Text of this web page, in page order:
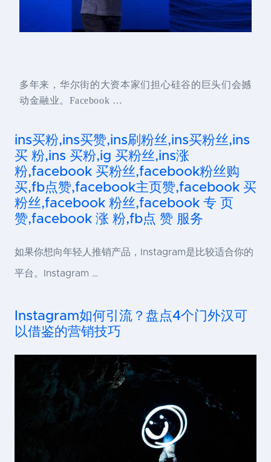
多年来，华尔街的大资本家们担心硅谷的巨头们会撼
动金融业。Facebook …
ins买粉,ins买赞,ins刷粉丝,ins买粉丝,ins
买 粉,ins 买粉,ig 买粉丝,ins涨
粉,facebook 买粉丝,facebook粉丝购
买,fb点赞,facebook主页赞,facebook 买
粉丝,facebook 粉丝,facebook 专 页
赞,facebook 涨 粉,fb点 赞 服务
如果你想向年轻人推销产品，Instagram是比较适合你的
平台。Instagram …
Instagram如何引流？盘点4个门外汉可
以借鉴的营销技巧